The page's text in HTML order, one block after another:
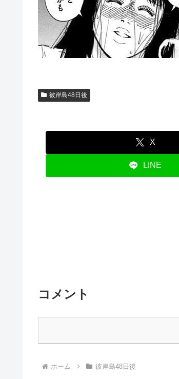
彼岸島48日後
X
LINE
コメント
ホーム 彼岸島48日後